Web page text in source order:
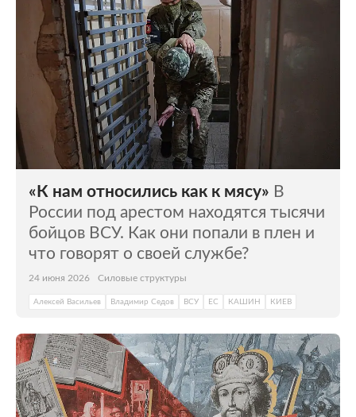
«К нам относились как к мясу» В
России под арестом находятся тысячи
бойцов ВСУ. Как они попали в плен и
что говорят о своей службе?
24 июня 2026 Силовые структуры
Алексей Васильев Владимир Седов ВСУ ЕС КАШИН КИЕВ